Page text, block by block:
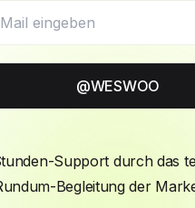
@WESWOO
Support durch das
Begleitung der